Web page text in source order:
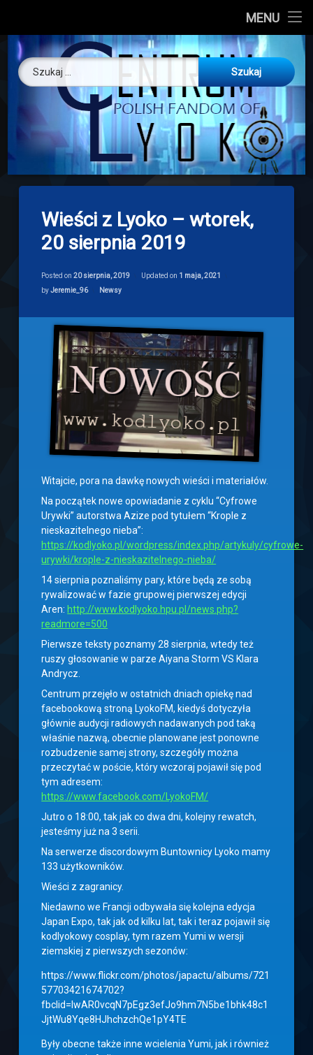
MENU
About us
O nas
Artykuły
Discord
Drogowskaz
Download
Skip
content
Centrum
Szukaj:
Wieści z Lyoko – wtorek,
20 sierpnia 2019
Posted on20 sierpnia, 2019 Updated on 1 maja, 2021
byJeremie_96 Categories:
Newsy
Witajcie, pora na dawkę nowych wieści i materiałów.
Na początek nowe opowiadanie z cyklu “Cyfrowe
Urywki” autorstwa Azize pod tytułem “Krople z
nieskazitelnego nieba”:
https://kodlyoko.pl/wordpress/index.php/artykuly/cyfrowe-
urywki/krople-z-nieskazitelnego-nieba/
14 sierpnia poznaliśmy pary, które będą ze sobą
rywalizować w fazie grupowej pierwszej edycji
Aren: http://www.kodlyoko.hpu.pl/news.php?
readmore=500
Pierwsze teksty poznamy 28 sierpnia, wtedy też
ruszy głosowanie w parze Aiyana Storm VS Klara
Andrycz.
Centrum przejęło w ostatnich dniach opiekę nad
facebookową stroną LyokoFM, kiedyś dotyczyła
głównie audycji radiowych nadawanych pod taką
właśnie nazwą, obecnie planowane jest ponowne
rozbudzenie samej strony, szczegóły można
przeczytać w poście, który wczoraj pojawił się pod
tym adresem:
https://www.facebook.com/LyokoFM/
Jutro o 18:00, tak jak co dwa dni, kolejny rewatch,
jesteśmy już na 3 serii.
Na serwerze discordowym Buntownicy Lyoko mamy
133 użytkowników.
Wieści z zagranicy.
Niedawno we Francji odbywała się kolejna edycja
Japan Expo, tak jak od kilku lat, tak i teraz pojawił się
kodlyokowy cosplay, tym razem Yumi w wersji
ziemskiej z pierwszych sezonów:
https://www.flickr.com/photos/japactu/albums/721
57703421674702?
fbclid=IwAR0vcqN7pEgz3efJo9hm7N5be1bhk48c1
JjtWu8Yqe8HJhchzchQe1pY4TE
Były obecne także inne wcielenia Yumi, jak i również